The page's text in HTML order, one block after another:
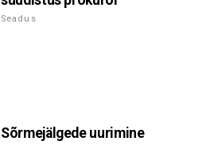
Seadus
Sõrmejälgede uurimine